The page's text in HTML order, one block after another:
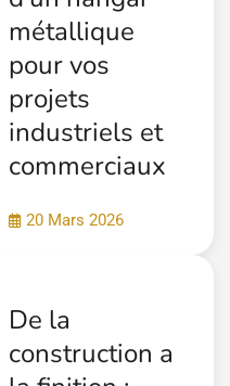
métallique
pour vos
projets
industriels et
commerciaux
20 Mars 2026
De la
construction a